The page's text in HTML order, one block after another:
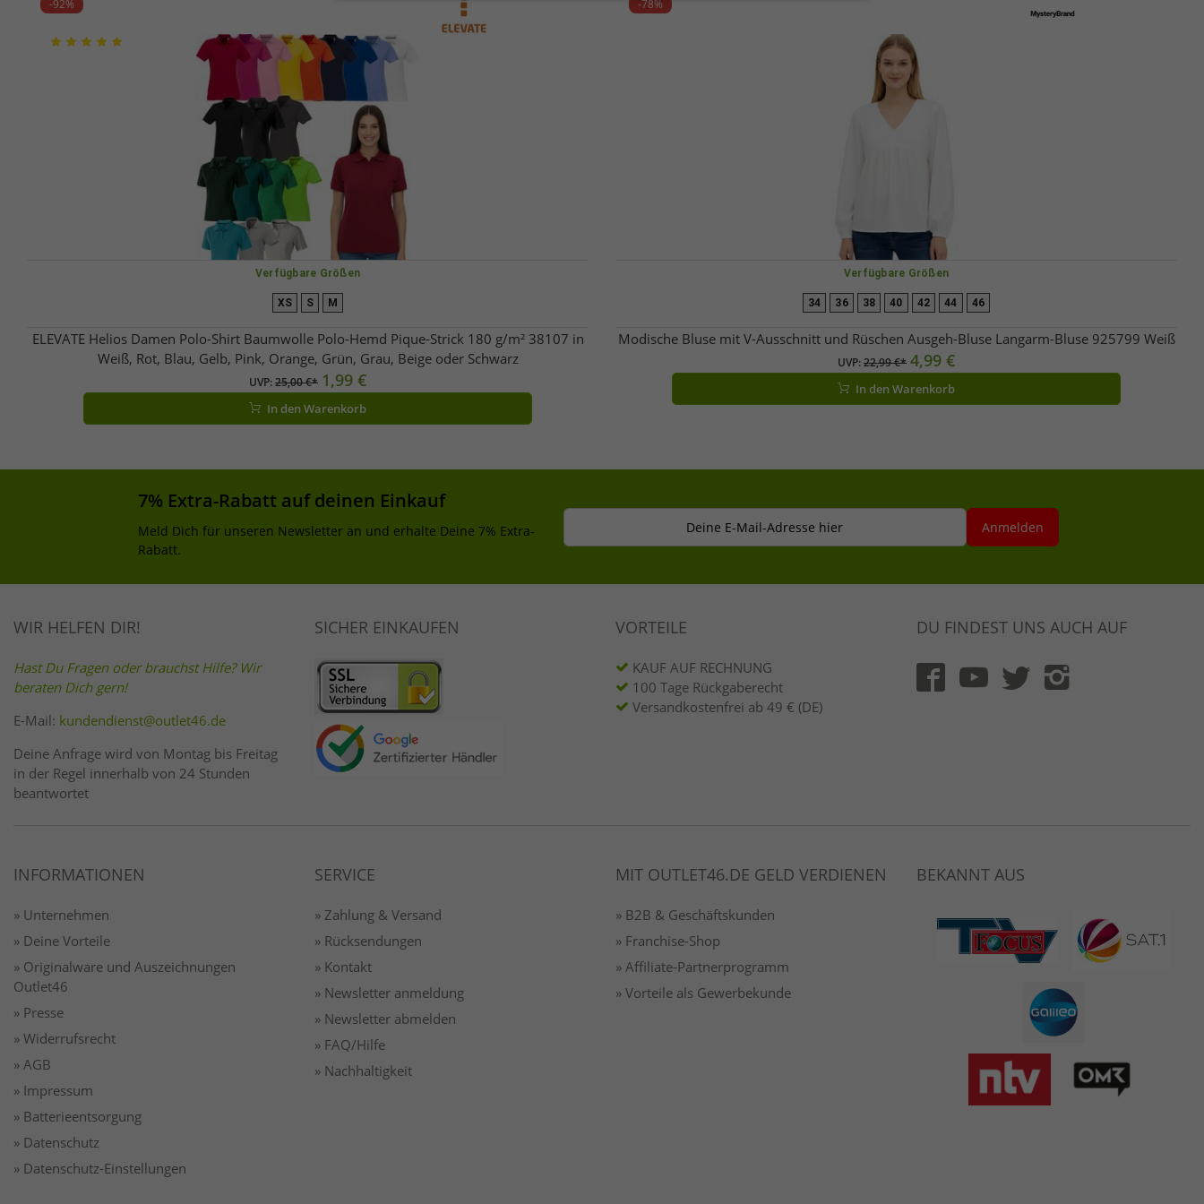
-92%
Verfügbare Größen
XS S M
ELEVATE Helios Damen Polo-Shirt Baumwolle Polo-Hemd Pique-Strick 180 g/m² 38107 in
Weiß, Rot, Blau, Gelb, Pink, Orange, Grün, Grau, Beige oder Schwarz
UVP:25,00 €* 1,99 €
In den Warenkorb
-78%
Verfügbare Größen
34 36 38 40 42 44 46
Modische Bluse mit V-Ausschnitt und Rüschen Ausgeh-Bluse Langarm-Bluse 925799 Weiß
UVP:22,99 €* 4,99 €
In den Warenkorb
7% Extra-Rabatt auf deinen Einkauf
Meld Dich für unseren Newsletter an und erhalte Deine 7% Extra-
Rabatt.
Deine E-Mail-Adresse hier Anmelden
WIR HELFEN DIR!
Hast Du Fragen oder brauchst Hilfe? Wir
beraten Dich gern!
E-Mail: kundendienst@outlet46.de
Deine Anfrage wird von Montag bis Freitag
in der Regel innerhalb von 24 Stunden
beantwortet
SICHER EINKAUFEN VORTEILE
KAUF AUF RECHNUNG
100 Tage Rückgaberecht
Versandkostenfrei ab 49 € (DE)
DU FINDEST UNS AUCH AUF
INFORMATIONEN
» Unternehmen
» Deine Vorteile
» Originalware und Auszeichnungen
Outlet46
» Presse
» Widerrufsrecht
» AGB
» Impressum
» Batterieentsorgung
» Datenschutz
» Datenschutz-Einstellungen
SERVICE
» Zahlung & Versand
» Rücksendungen
» Kontakt
» Newsletter anmeldung
» Newsletter abmelden
» FAQ/Hilfe
» Nachhaltigkeit
MIT OUTLET46.DE GELD VERDIENEN
» B2B & Geschäftskunden
» Franchise-Shop
» Affiliate-Partnerprogramm
» Vorteile als Gewerbekunde
BEKANNT AUS